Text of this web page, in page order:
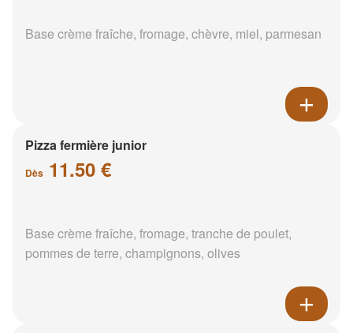
Base crème fraîche, fromage, chèvre, miel, parmesan
Pizza fermière junior
Dès 11.50 €
Base crème fraîche, fromage, tranche de poulet,
pommes de terre, champignons, olives